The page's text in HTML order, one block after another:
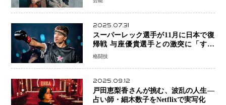
2025.07.31
スーパーレック選手が11月に日本で復
帰戦 与座優貴選手との激突に「すべ
ての技術を見せたい」
格闘技
2025.09.12
戸田恵梨香さんが挑む、波乱の人生―
占い師・細木数子をNetflixで実写化